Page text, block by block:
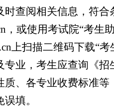
时查阅相关信息，符
，或使用考试院“考生
上扫描二维码下载“考
专业，考生应查询《招
质、各专业收费标准
填。